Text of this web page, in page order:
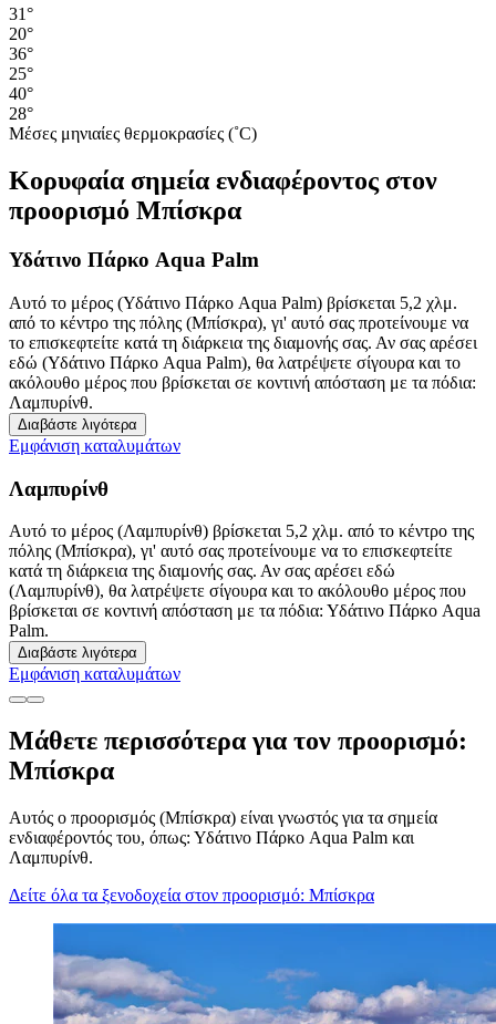
31°
20°
36°
25°
40°
28°
Μέσες μηνιαίες θερμοκρασίες (˚C)
Κορυφαία σημεία ενδιαφέροντος στον
προορισμό Μπίσκρα
Υδάτινο Πάρκο Aqua Palm
Αυτό το μέρος (Υδάτινο Πάρκο Aqua Palm) βρίσκεται 5,2 χλμ.
από το κέντρο της πόλης (Μπίσκρα), γι' αυτό σας προτείνουμε να
το επισκεφτείτε κατά τη διάρκεια της διαμονής σας. Αν σας αρέσει
εδώ (Υδάτινο Πάρκο Aqua Palm), θα λατρέψετε σίγουρα και το
ακόλουθο μέρος που βρίσκεται σε κοντινή απόσταση με τα πόδια:
Λαμπυρίνθ.
Διαβάστε λιγότερα
Εμφάνιση καταλυμάτων
Λαμπυρίνθ
Αυτό το μέρος (Λαμπυρίνθ) βρίσκεται 5,2 χλμ. από το κέντρο της
πόλης (Μπίσκρα), γι' αυτό σας προτείνουμε να το επισκεφτείτε
κατά τη διάρκεια της διαμονής σας. Αν σας αρέσει εδώ
(Λαμπυρίνθ), θα λατρέψετε σίγουρα και το ακόλουθο μέρος που
βρίσκεται σε κοντινή απόσταση με τα πόδια: Υδάτινο Πάρκο Aqua
Palm.
Διαβάστε λιγότερα
Εμφάνιση καταλυμάτων
Μάθετε περισσότερα για τον προορισμό:
Μπίσκρα
Αυτός ο προορισμός (Μπίσκρα) είναι γνωστός για τα σημεία
ενδιαφέροντός του, όπως: Υδάτινο Πάρκο Aqua Palm και
Λαμπυρίνθ.
Δείτε όλα τα ξενοδοχεία στον προορισμό: Μπίσκρα